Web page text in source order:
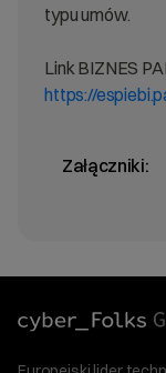
typu umów.
Link BIZNES
https://
Załączniki: